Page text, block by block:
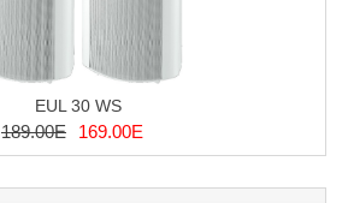
EUL 30 WS
189.00E 169.00E